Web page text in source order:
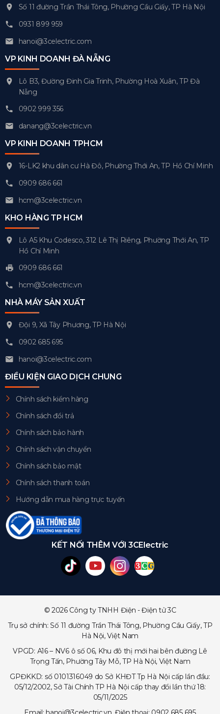
Số 11 đường Trần Thái Tông, Phường Cầu Giấy, TP Hà Nội
0931 899 959
hanoi@3celectric.com
VP KINH DOANH ĐÀ NẴNG
Lô B3, Đường Đinh Gia Trinh, Phường Hoà Xuân, TP Đà
Nẵng
0902 999 356
danang@3celectric.vn
VP KINH DOANH TPHCM
16-LK2 khu dân cư Hà Đô, Phường Thới An, TP Hồ Chí Minh
0909 686 661
hcm@3celectric.vn
KHO HÀNG TP HCM
Lô A5 Khu Codesco, 312 Lê Thị Riêng, Phường Thới An, TP
Hồ Chí Minh
0909 686 661
hcm@3celectric.vn
NHÀ MÁY SẢN XUẤT
Đội 9, Xã Tây Phương, TP Hà Nội
0902 685 695
hanoi@3celectric.com
ĐIỀU KIỆN GIAO DỊCH CHUNG
Chính sách kiểm hàng
Chính sách đổi trả
Chính sách bảo hành
Chính sách vận chuyển
Chính sách bảo mật
Chính sách thanh toán
Hướng dẫn mua hàng trực tuyến
KẾT NỐI THÊM VỚI 3CElectric
© 2026 Công ty TNHH Điện - Điện tử 3C
Trụ sở chính: Số 11 đường Trần Thái Tông, Phường Cầu Giấy, TP
Hà Nội, Việt Nam
VPGD: A16 – NV6 ô số 06, Khu đô thị mới hai bên đường Lê
Trọng Tấn, Phường Tây Mỗ, TP Hà Nội, Việt Nam
GPĐKKD: số 0101316049 do Sở KHĐT Tp Hà Nội cấp lần đầu:
05/12/2002, Sở Tài Chính TP Hà Nội cấp thay đổi lần thứ 18:
05/11/2025